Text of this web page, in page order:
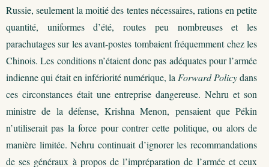
Russie, seulement la moitié des tentes nécessaires, rations en petite
quantité, uniformes d’été, routes peu nombreuses et les
parachutages sur les avant-postes tombaient fréquemment chez les
Chinois. Les conditions n’étaient donc pas adéquates pour l’armée
indienne qui était en infériorité numérique, la Forward Policydans
ces circonstances était une entreprise dangereuse. Nehru et son
ministre de la défense, Krishna Menon, pensaient que Pékin
n’utiliserait pas la force pour contrer cette politique, ou alors de
manière limitée. Nehru continuait d’ignorer les recommandations
de ses généraux à propos de l’impréparation de l’armée et ceux